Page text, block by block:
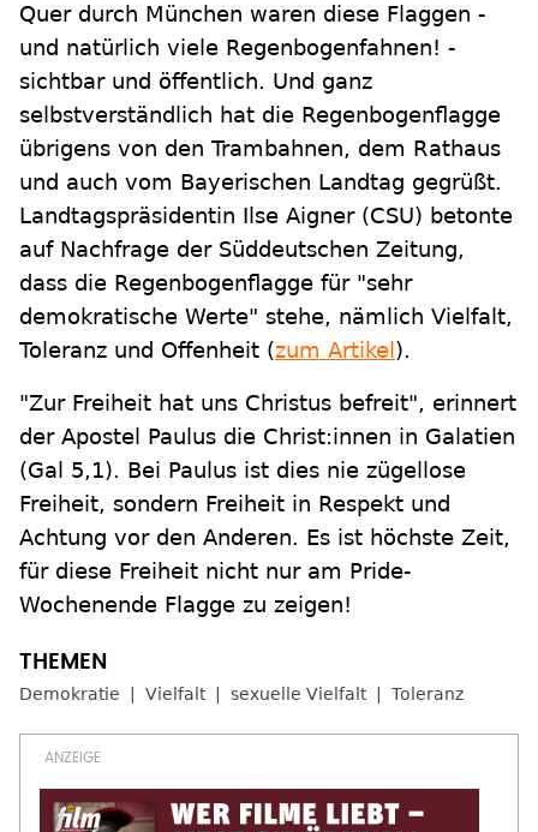
Quer durch München waren diese Flaggen -
und natürlich viele Regenbogenfahnen! -
sichtbar und öffentlich. Und ganz
selbstverständlich hat die Regenbogenflagge
übrigens von den Trambahnen, dem Rathaus
und auch vom Bayerischen Landtag gegrüßt.
Landtagspräsidentin Ilse Aigner (CSU) betonte
auf Nachfrage der Süddeutschen Zeitung,
dass die Regenbogenflagge für "sehr
demokratische Werte" stehe, nämlich Vielfalt,
Toleranz und Offenheit (zum Artikel ).
"Zur Freiheit hat uns Christus befreit", erinnert
der Apostel Paulus die Christ:innen in Galatien
(Gal 5,1). Bei Paulus ist dies nie zügellose
Freiheit, sondern Freiheit in Respekt und
Achtung vor den Anderen. Es ist höchste Zeit,
für diese Freiheit nicht nur am Pride-
Wochenende Flagge zu zeigen!
Demokratie Vielfalt sexuelle Vielfalt Toleranz